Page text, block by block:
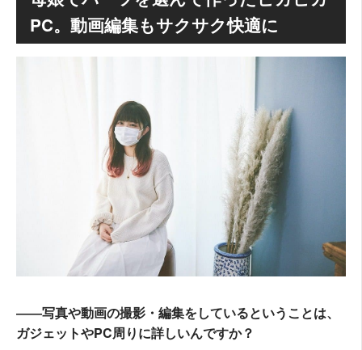
PC。動画編集もサクサク快適に
――写真や動画の撮影・編集をしているということは、
ガジェットやPC周りに詳しいんですか？